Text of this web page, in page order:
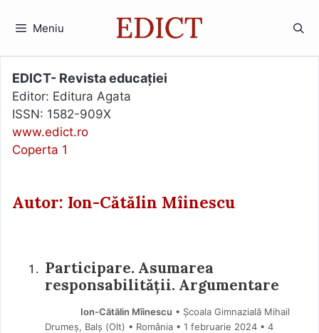
Meniu
EDICT- Revista educației
Editor: Editura Agata
ISSN: 1582-909X
www.edict.ro
Coperta 1
Autor: Ion-Cătălin Mîinescu
Participare. Asumarea
responsabilității. Argumentare
Ion-Cătălin Mîinescu • Școala Gimnazială Mihail
Drumeș, Balș (Olt) • România
1 februarie 2024 • 4